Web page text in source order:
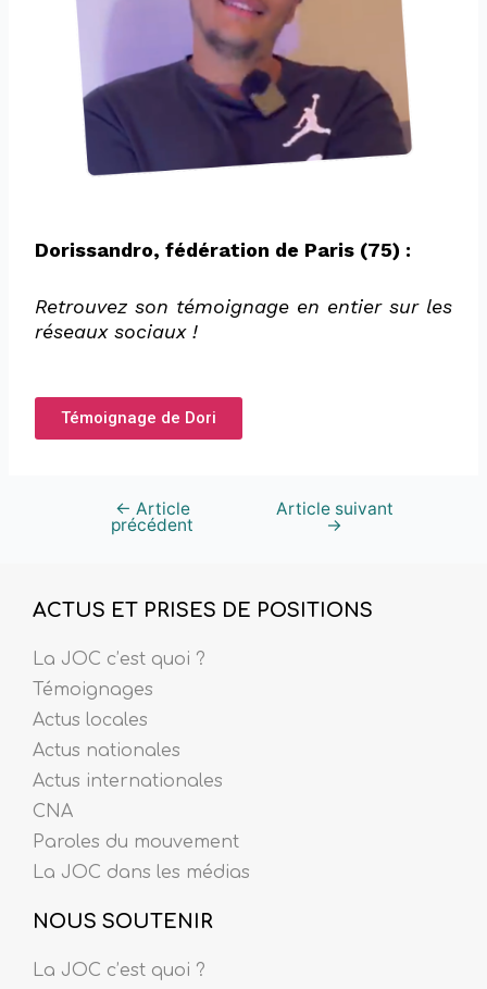
Dorissandro, fédération de Paris (75) :
Retrouvez son témoignage en entier sur les
réseaux sociaux !
Témoignage de Dori
← Article
précédent
Article suivant
→
ACTUS ET PRISES DE POSITIONS
La JOC c’est quoi ?
Témoignages
Actus locales
Actus nationales
Actus internationales
CNA
Paroles du mouvement
La JOC dans les médias
NOUS SOUTENIR
La JOC c’est quoi ?